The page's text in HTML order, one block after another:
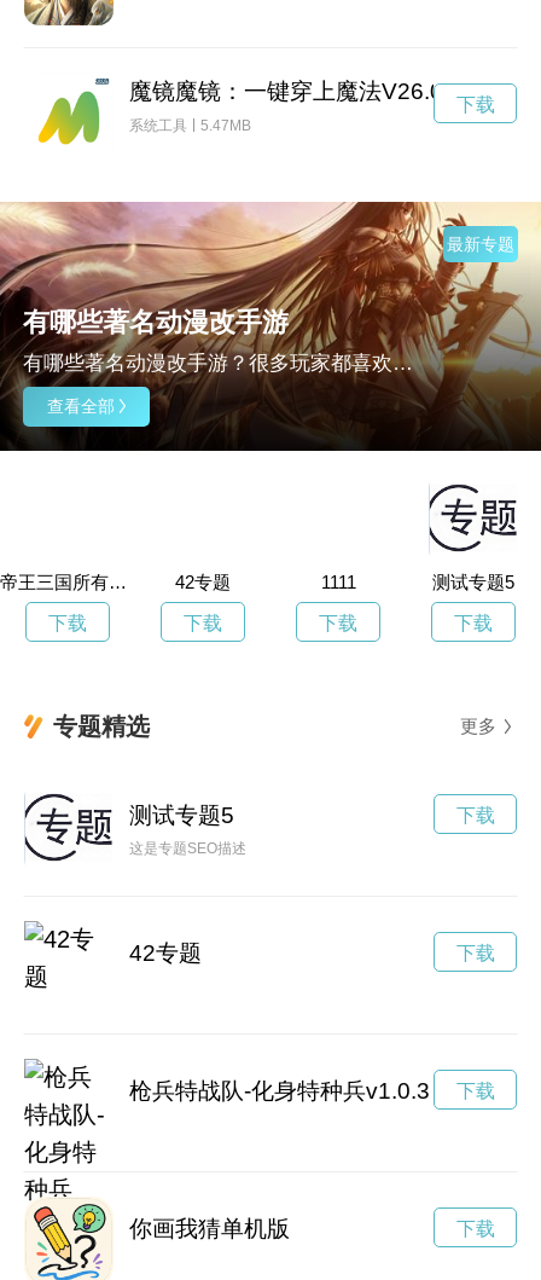
魔镜魔镜：一键穿上魔法V26.07.28
系统工具 5.47MB
下载
有哪些著名动漫改手游
有哪些著名动漫改手游？很多玩家都喜欢看动漫,也喜欢里面的角色,现在有很多动漫都改编成手游了,安卓市场为各位玩家整理了大量的可以招募很多动漫人物的手游,感兴趣的玩家一定不要错过了,下面就和小编一起来看看有有哪些著名动漫改手游吧。
查看全部
最新专题
帝王三国所有版本下载
下载
42专题
下载
1111
下载
测试专题5
下载
专题精选 更多
测试专题5
这是专题SEO描述
下载
42专题 下载
枪兵特战队-化身特种兵v1.0.3 下载
你画我猜单机版 下载